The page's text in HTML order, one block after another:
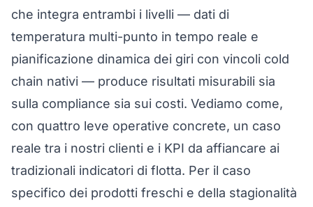
che integra entrambi i livelli — dati di
temperatura multi-punto in tempo reale e
pianificazione dinamica dei giri con vincoli cold
chain nativi — produce risultati misurabili sia
sulla compliance sia sui costi. Vediamo come,
con quattro leve operative concrete, un caso
reale tra i nostri clienti e i KPI da affiancare ai
tradizionali indicatori di flotta. Per il caso
specifico dei prodotti freschi e della stagionalità